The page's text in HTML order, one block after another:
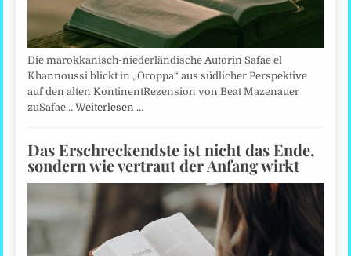
Die marokkanisch-niederländische Autorin Safae el
Khannoussi blickt in „Oroppa“ aus südlicher Perspektive
auf den alten KontinentRezension von Beat Mazenauer
zuSafae…Weiterlesen …
Das Erschreckendste ist nicht das Ende,
sondern wie vertraut der Anfang wirkt